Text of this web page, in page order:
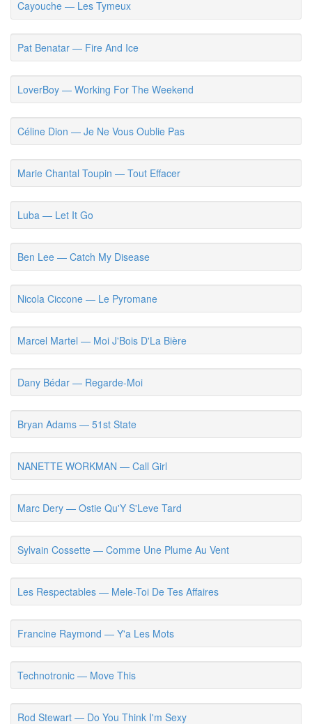
Cayouche — Les Tymeux
Pat Benatar — Fire And Ice
LoverBoy — Working For The Weekend
Céline Dion — Je Ne Vous Oublie Pas
Marie Chantal Toupin — Tout Effacer
Luba — Let It Go
Ben Lee — Catch My Disease
Nicola Ciccone — Le Pyromane
Marcel Martel — Moi J'Bois D'La Bière
Dany Bédar — Regarde-Moi
Bryan Adams — 51st State
NANETTE WORKMAN — Call Girl
Marc Dery — Ostie Qu'Y S'Leve Tard
Sylvain Cossette — Comme Une Plume Au Vent
Les Respectables — Mele-Toi De Tes Affaires
Francine Raymond — Y'a Les Mots
Technotronic — Move This
Rod Stewart — Do You Think I'm Sexy